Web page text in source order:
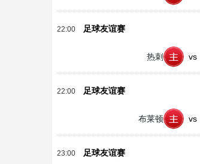
22:00 足球友谊赛
热刺 vs
22:00 足球友谊赛
布莱顿 vs
23:00 足球友谊赛